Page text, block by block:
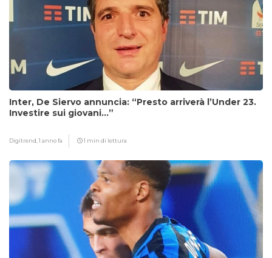
Inter, De Siervo annuncia: “Presto arriverà l’Under 23.
Investire sui giovani…”
Digitrend,1 anno fa 1 min di lettura